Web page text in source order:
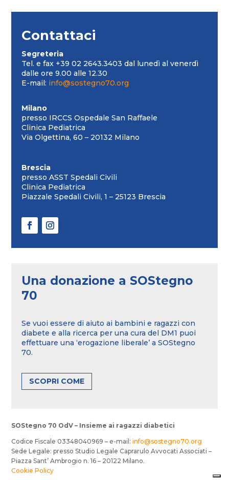
Contattaci
Segreteria
Tel. e fax +39 02 2643.3403 dal lunedì al venerdì
dalle ore 9.00 alle 12.30
E-mail: info@sostegno70.org
Milano
presso IRCCS Ospedale San Raffaele
Clinica Pediatrica
Via Olgettina, 60 – 20132 Milano
Brescia
presso ASST Spedali Civili
Clinica Pediatrica
Piazzale Spedali Civili, 1 – 25123 Brescia
Una donazione a SOStegno
70
Se vuoi essere di aiuto ai bambini e ragazzi con
diabete e alla ricerca per una cura del DM1 puoi
effettuare una ‘erogazione liberale’ a SOStegno
70.
SCOPRI COME
SOStegno 70 OdV – Insieme ai ragazzi diabetici
Codice Fiscale 03348040969 – e-mail:info@sostegno70.org
Sede Legale: presso Studio Legale Caprarulo Avvocati Associati –
Piazza Sant’ Ambrogio n. 16 – 20122 Milano.
Cookie Policy